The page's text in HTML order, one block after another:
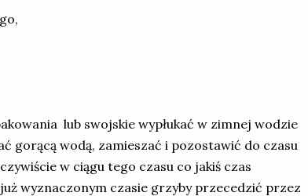
lub swojskie wypłukać w zimnej wodzie
gorącą wodą, zamieszać i pozostawić do czasu
w ciągu tego czasu co jakiś czas
wyznaczonym czasie grzyby przecedzić przez